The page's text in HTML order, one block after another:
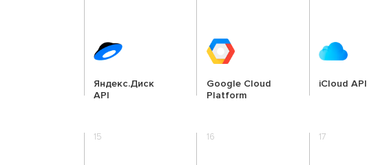
Яндекс.Диск
API
Google Cloud
Platform
iCloud API
15 16 17